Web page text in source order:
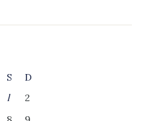
S
D
1
2